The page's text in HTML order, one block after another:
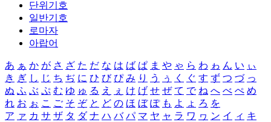
단위기호
일반기호
로마자
아랍어
あ ぁ か が さ ざ た だ な は ば ぱ ま や ゃ ら わ ゎ ん い ぃ
き ぎ し じ ち ぢ に ひ び ぴ み り う ぅ く ぐ す ず つ づ っ
ぬ ふ ぶ ぷ む ゆ ゅ る え ぇ け げ せ ぜ て で ね へ べ ぺ め
れ お ぉ こ ご そ ぞ と ど の ほ ぼ ぽ も よ ょ ろ を
ア ァ カ サ ザ タ ダ ナ ハ バ パ マ ヤ ャ ラ ワ ヮ ン イ ィ キ